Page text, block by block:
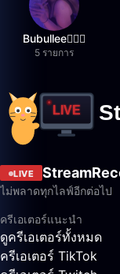
Bubullee🧚🏼‍♀️
5 รายการ
LIVE
ไม่พลาดทุกไลฟ์อีกต่อไป
ครีเอเตอร์แนะนำ
ดูครีเอเตอร์ทั้งหมด
ครีเอเตอร์ TikTok